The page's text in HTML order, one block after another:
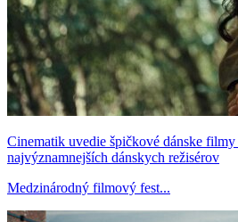
Cinematik uvedie špičkové dánske
najvýznamnejších dánskych režisérov
Medzinárodný filmový fest...